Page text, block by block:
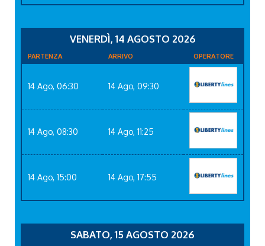
VENERDÌ, 14 AGOSTO 2026
PARTENZA ARRIVO OPERATORE
14 Ago, 06:30 14 Ago, 09:30
14 Ago, 08:30 14 Ago, 11:25
14 Ago, 15:00 14 Ago, 17:55
SABATO, 15 AGOSTO 2026